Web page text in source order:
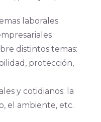
laborales
distintos temas:
protección,
y cotidianos: la
el ambiente, etc.